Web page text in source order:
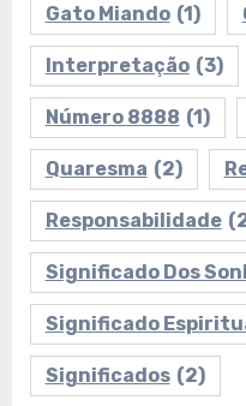
Gato Miando (1)
Interpretação (3)
Número 8888 (1)
Quaresma (2)
Responsabilidade
Significado Dos
Significado
Significados (2)